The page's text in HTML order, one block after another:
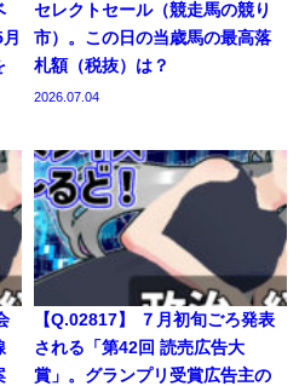
セレクトセール（競走馬の競り
市）。この日の当歳馬の最高落
札額（税抜）は？
2026.07.04
【Q.02817】 ７月初旬ごろ発表
される「第42回 読売広告大
賞」。グランプリ受賞広告主の